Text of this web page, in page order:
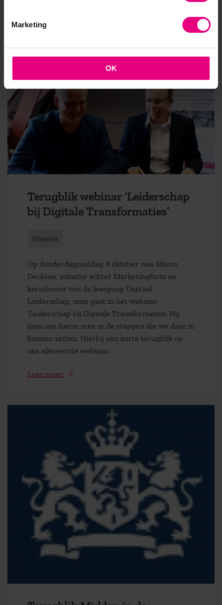
Marketing
OK
Terugblik webinar ‘Leiderschap
bij Digitale Transformaties’
Nieuws
Op donderdagmiddag 8 oktober was Marco
Derksen, initiator achter Marketingfacts en
kerndocent van de leergang Digitaal
Leiderschap, onze gast in het webinar
‘Leiderschap bij Digitale Transformaties’. Hij
nam ons hierin mee in de stappen die we daar in
kunnen zetten. Hierbij een korte terugblik op
ons allereerste webinar.
Lees meer